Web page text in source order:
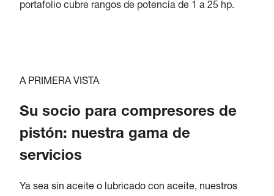
portafolio cubre rangos de potencia de 1 a 25 hp.
A PRIMERA VISTA
Su socio para compresores de
pistón: nuestra gama de
servicios
Ya sea sin aceite o lubricado con aceite, nuestros